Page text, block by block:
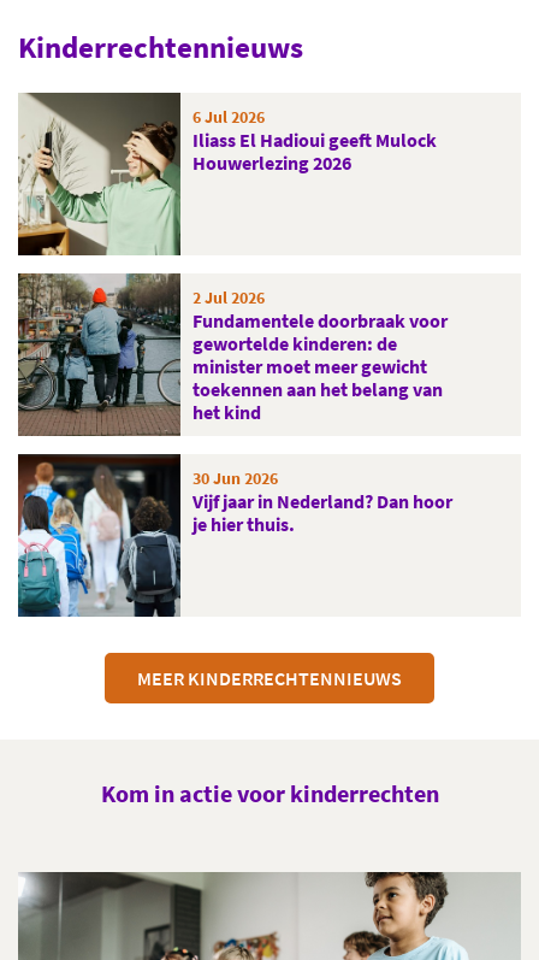
Kinderrechtennieuws
6 Jul 2026
Iliass El Hadioui geeft Mulock
Houwerlezing 2026
2 Jul 2026
Fundamentele doorbraak voor
gewortelde kinderen: de
minister moet meer gewicht
toekennen aan het belang van
het kind
30 Jun 2026
Vijf jaar in Nederland? Dan hoor
je hier thuis.
MEER KINDERRECHTENNIEUWS
Kom in actie voor kinderrechten